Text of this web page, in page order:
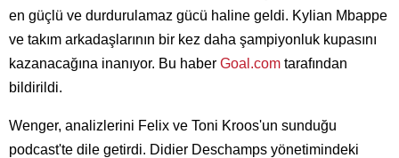
en güçlü ve durdurulamaz gücü haline geldi. Kylian Mbappe
ve takım arkadaşlarının bir kez daha şampiyonluk kupasını
kazanacağına inanıyor. Bu haber Goal.com tarafından
bildirildi.
Wenger, analizlerini Felix ve Toni Kroos'un sunduğu
podcast'te dile getirdi. Didier Deschamps yönetimindeki